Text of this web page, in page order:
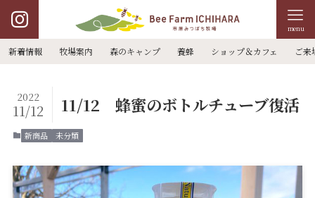
menu
新着情報 牧場案内 森のキャンプ 養蜂 ショップ＆カフェ ご来
11/12 蜂蜜のボトルチューブ復活
2022
11/12
新商品 未分類